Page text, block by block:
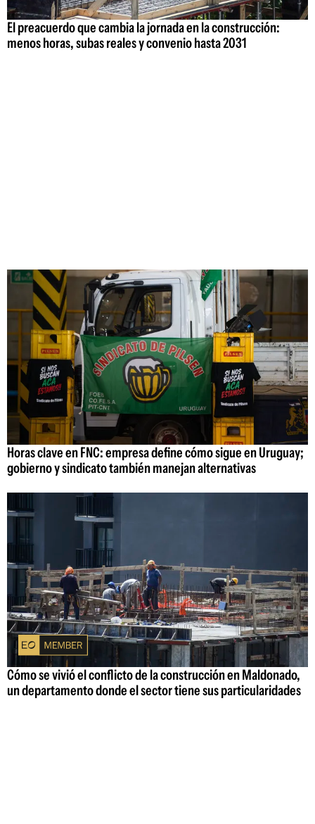
El preacuerdo que cambia la jornada en la construcción:
menos horas, subas reales y convenio hasta 2031
Horas clave en FNC: empresa define cómo sigue en Uruguay;
gobierno y sindicato también manejan alternativas
Cómo se vivió el conflicto de la construcción en Maldonado,
un departamento donde el sector tiene sus particularidades